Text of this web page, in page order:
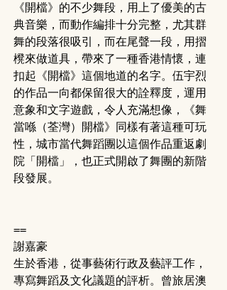
《開檔》的不少舞段，用上了優美的古
典音樂，而動作編排十分完整，尤其群
舞的段落很吸引，而在尾聲一段，用摺
櫈來做道具，帶來了一種香港情懷，連
扣起《開檔》這個地道的名字。伍宇烈
的作品一向都保留很大的詮釋度，運用
意象和文字遊戲，令人充滿想像，《舞
當喺（荃灣）開檔》同樣有著這種可玩
性，城市當代舞蹈團以這個作品重返劇
院「開檔」，也正式開啟了舞團的新階
段發展。
==
謝嘉豪
生於香港，從事藝術行政及藝評工作，
專寫舞蹈及文化議題的評析。曾旅居澳